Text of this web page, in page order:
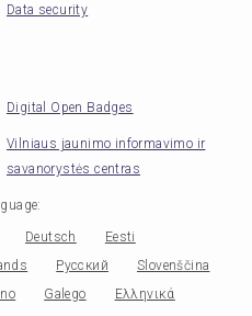
Data security
Digital Open Badges
Vilniaus jaunimo informavimo ir
savanorystės centras
:
Deutsch
Eesti
Русский
Slovenščina
Galego
Ελληνικά